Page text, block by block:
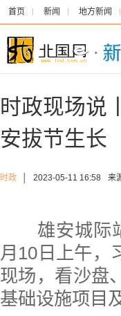
首页 新闻 地方新闻
时政现场说
安拔节生长
时政 2023-05-11 16:58 来
雄安城际
月10日上午，
现场，看沙盘
基础设施项目